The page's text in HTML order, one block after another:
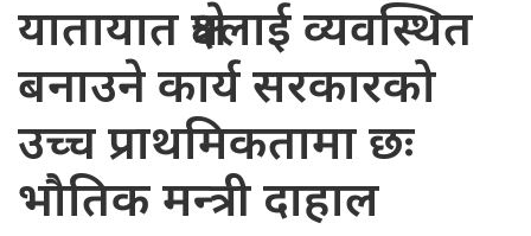
यातायात क्षेत्रलाई व्यवस्थित
बनाउने कार्य सरकारको
उच्च प्राथमिकतामा छः
भौतिक मन्त्री दाहाल